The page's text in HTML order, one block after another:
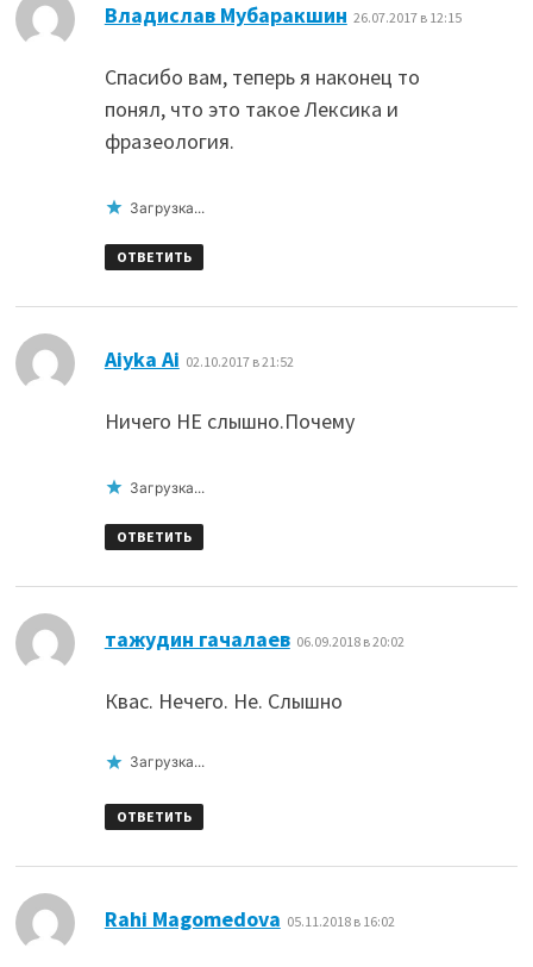
Владислав Мубаракшин 26.07.2017 в 12:15
Спасибо вам, теперь я наконец то
понял, что это такое Лексика и
фразеология.
Загрузка...
ОТВЕТИТЬ
Aiyka Ai 02.10.2017 в 21:52
Ничего НЕ слышно.Почему
Загрузка...
ОТВЕТИТЬ
тажудин гачалаев: 06.09.2018 в 20:02
Квас. Нечего. Не. Слышно
Загрузка...
ОТВЕТИТЬ
Rahi Magomedova 05.11.2018 в 16:02